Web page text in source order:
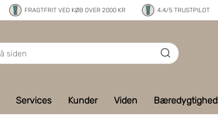
FRAGTFRIT VED KØB OVER 2000 KR 4.4/5 TRUSTPILOT
Services Kunder Viden Bæredygtighed